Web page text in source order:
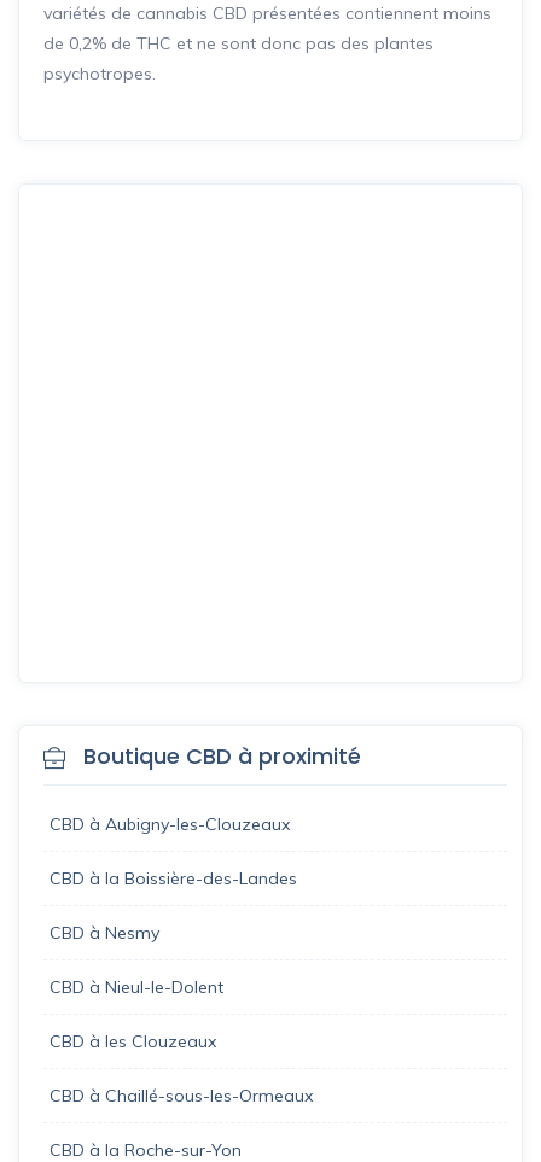
variétés de cannabis CBD présentées contiennent moins
de 0,2% de THC et ne sont donc pas des plantes
psychotropes.
Boutique CBD à proximité
CBD à Aubigny-les-Clouzeaux
CBD à la Boissière-des-Landes
CBD à Nesmy
CBD à Nieul-le-Dolent
CBD à les Clouzeaux
CBD à Chaillé-sous-les-Ormeaux
CBD à la Roche-sur-Yon